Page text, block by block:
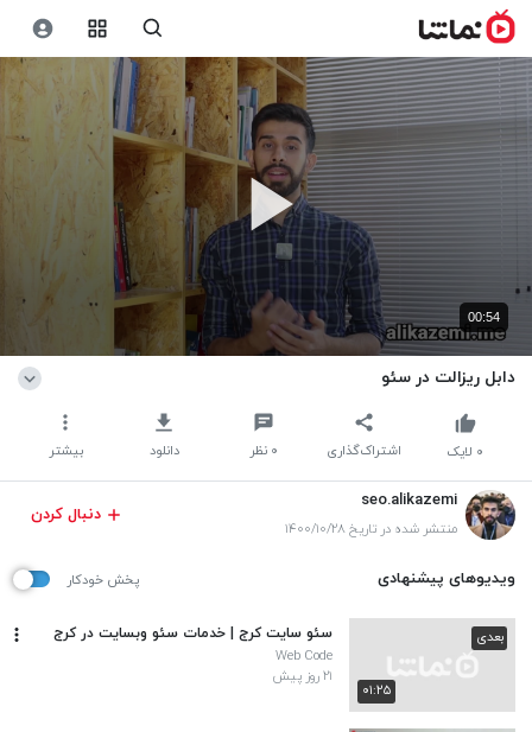
00:54
دابل ریزالت در سئو
اشتراک‌گذاری ۰ نظر دانلود بیشتر ۰ لایک
seo.alikazemi
منتشر شده در تاریخ ۱۴۰۰/۱۰/۲۸
دنبال کردن
ویدیوهای پیشنهادی پخش خودکار
۰۱:۲۵
بعدی سئو سایت کرج | خدمات سئو وبسایت در کرج
Web Code
۲۱ روز پیش